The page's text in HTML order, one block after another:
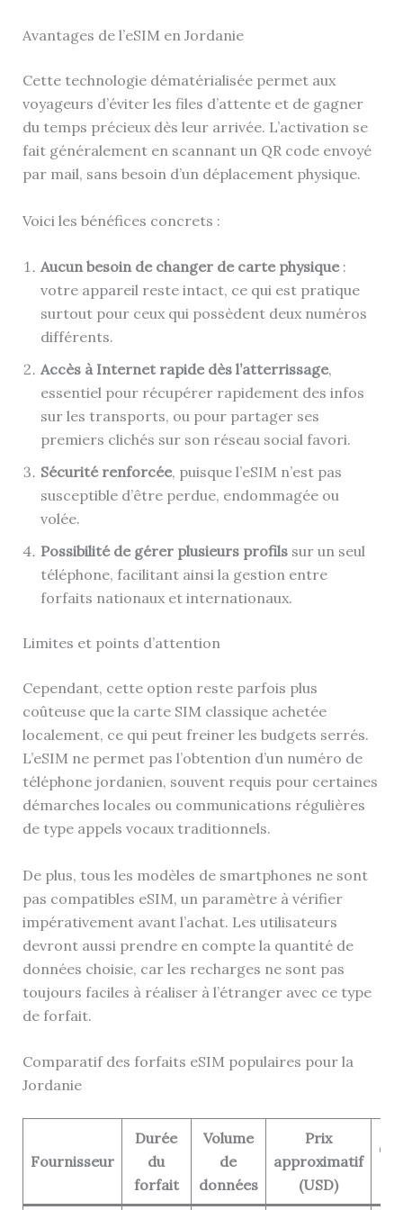
Avantages de l’eSIM en Jordanie
Cette technologie dématérialisée permet aux
voyageurs d’éviter les files d’attente et de gagner
du temps précieux dès leur arrivée. L’activation se
fait généralement en scannant un QR code envoyé
par mail, sans besoin d’un déplacement physique.
Voici les bénéfices concrets :
Aucun besoin de changer de carte physique:
votre appareil reste intact, ce qui est pratique
surtout pour ceux qui possèdent deux numéros
différents.
Accès à Internet rapide dès l’atterrissage,
essentiel pour récupérer rapidement des infos
sur les transports, ou pour partager ses
premiers clichés sur son réseau social favori.
Sécurité renforcée, puisque l’eSIM n’est pas
susceptible d’être perdue, endommagée ou
volée.
Possibilité de gérer plusieurs profilssur un seul
téléphone, facilitant ainsi la gestion entre
forfaits nationaux et internationaux.
Limites et points d’attention
Cependant, cette option reste parfois plus
coûteuse que la carte SIM classique achetée
localement, ce qui peut freiner les budgets serrés.
L’eSIM ne permet pas l’obtention d’un numéro de
téléphone jordanien, souvent requis pour certaines
démarches locales ou communications régulières
de type appels vocaux traditionnels.
De plus, tous les modèles de smartphones ne sont
pas compatibles eSIM, un paramètre à vérifier
impérativement avant l’achat. Les utilisateurs
devront aussi prendre en compte la quantité de
données choisie, car les recharges ne sont pas
toujours faciles à réaliser à l’étranger avec ce type
de forfait.
Comparatif des forfaits eSIM populaires pour la
Jordanie
Fournisseur
Durée
du
forfait
Volume
de
données
Prix
approximatif
(USD)